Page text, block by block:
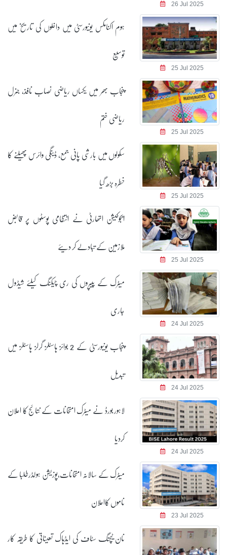
26 Jul 2025
25 Jul 2025
ہوم اکنامکس یونیورسٹی میں داخلوں کی تاریخ میں
توسیع
25 Jul 2025
پنجاب بھر میں یکساں ریاضی نصاب نافذ، جنرل
ریاضی ختم
25 Jul 2025
سکولوں میں بارشی پانی جمع، ڈینگی وائرس پھیلنے کا
خطرہ بڑھ گیا
25 Jul 2025
ایجوکیشن اتھارٹی نے انتظامی پوسٹوں پر قابض
ملازمین کے تبادلے کر دیئے
24 Jul 2025
میٹرک کے پیپروں کی ری چیکنگ کیلئے شیڈول
جاری
24 Jul 2025
پنجاب یونیورسٹی کے 2 بوائز ہاسٹلز گرلز ہاسٹلز میں
تبدیل
24 Jul 2025
لاہور بورڈ نے میٹرک امتحانات کے نتائج کا اعلان
کردیا
23 Jul 2025
میٹرک کے سالانہ امتحانات،پوزیشن ہولڈرطلبا کے
ناموں کااعلان
نان ٹیچنگ سٹاف کی ایڈہاک تعیناتی کا طریقہ کار